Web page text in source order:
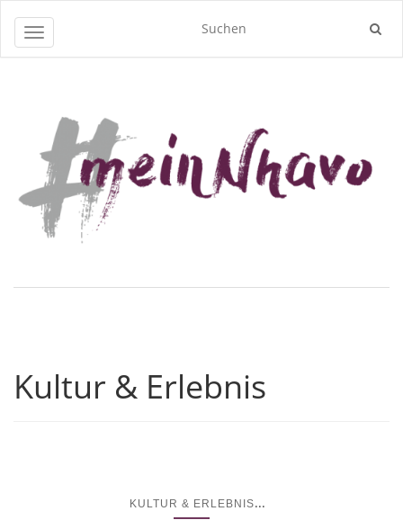
Navigation umschalten
Kultur & Erlebnis
KULTUR & ERLEBNIS...